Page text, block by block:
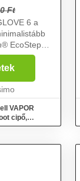
Ft
6 a
EcoStep
amely
a lábhoz a
tartósság
a...
VAPOR
cipő,